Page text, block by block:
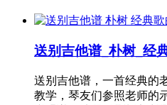
送别吉他谱_朴树_经
送别吉他谱，一首经典的
教学，琴友们参照老师的